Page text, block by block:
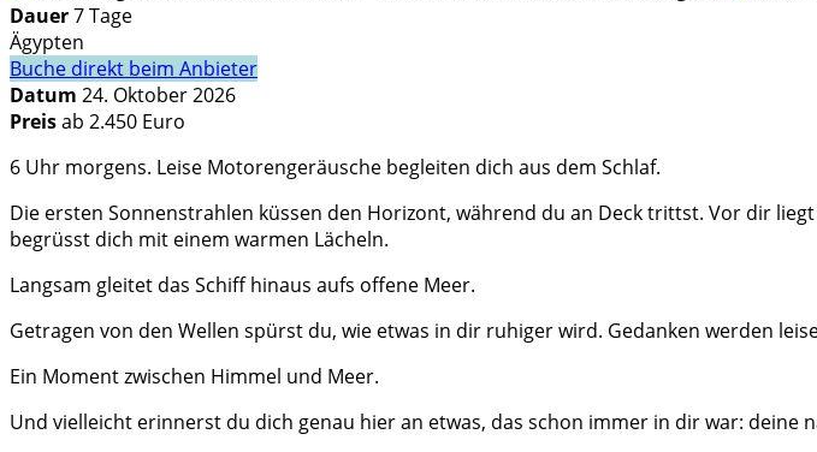
Dauer7 Tage
Ägypten
Buche direkt beim Anbieter
Datum 24. Oktober 2026
Preisab 2.450 Euro
6 Uhr morgens. Leise Motorengeräusche begleiten dich aus dem Schlaf.
Die ersten Sonnenstrahlen küssen den Horizont, während du an Deck trittst. Vor dir
begrüsst dich mit einem warmen Lächeln.
Langsam gleitet das Schiff hinaus aufs offene Meer.
Getragen von den Wellen spürst du, wie etwas in dir ruhiger wird. Gedanken werden
Ein Moment zwischen Himmel und Meer.
Und vielleicht erinnerst du dich genau hier an etwas, das schon immer in dir war: deine